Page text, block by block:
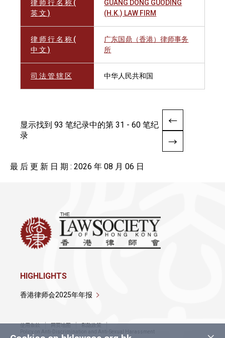
律 师 行 名 称 (
英 文 )
GUANG DONG GUODING
(H.K.) LAW FIRM
律 师 行 名 称 (
中 文 )
广东国鼎（香港）律师事务
所
司 法 管 辖 区 中华人民共和国
显示找到 93 笔纪录中的第 31 - 60 笔纪
录
最 后 更 新 日 期 : 2026 年 08 月 06 日
HIGHLIGHTS
香港律师会2025年年报
使用条款 网页地图
私隐政策
Policy on Anti-Discrimination and Anti-Sexual Harassment